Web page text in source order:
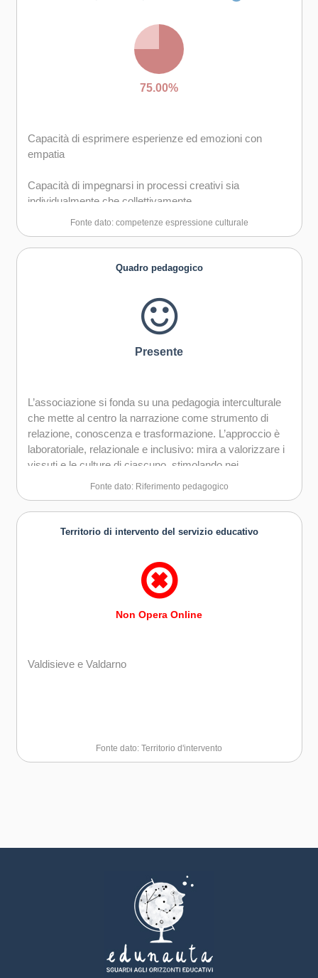
75.00%
Capacità di esprimere esperienze ed emozioni con
empatia
Capacità di impegnarsi in processi creativi sia
individualmente che collettivamente
immaginare nuove possibilità
Fonte dato: competenze espressione culturale
Quadro pedagogico
Presente
L’associazione si fonda su una pedagogia interculturale
che mette al centro la narrazione come strumento di
relazione, conoscenza e trasformazione. L’approccio è
laboratoriale, relazionale e inclusivo: mira a valorizzare i
vissuti e le culture di ciascuno, stimolando nei
partecipanti un senso di appartenenza, responsabilità e
sull’ascolto, sull’esperienza condivisa e sulla co-
costruzione dei saperi, con un’attenzione particolare ai
Fonte dato: Riferimento pedagogico
Territorio di intervento del servizio educativo
Non Opera Online
Valdisieve e Valdarno
Fonte dato: Territorio d'intervento